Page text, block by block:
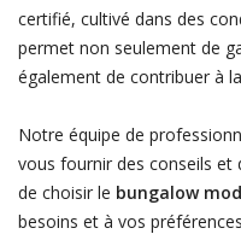
certifié, cultivé dans des
permet non seulement de
également de contribuer à
Notre équipe de
vous fournir des conseils
de choisir le bungalow
besoins et à vos